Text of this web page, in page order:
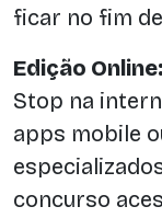
ficar no fim
Edição Online:
Stop na
apps mobile
concurso